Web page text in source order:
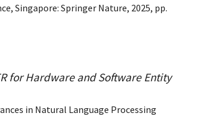
Singapore: Springer Nature, 2025, pp.
for Hardware and Software Entity
in Natural Language Processing